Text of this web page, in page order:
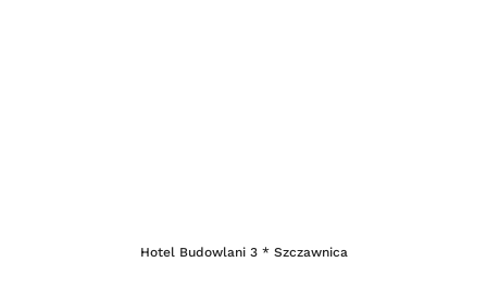
Hotel Budowlani 3 * Szczawnica